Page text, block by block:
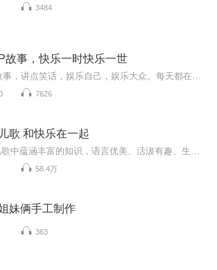
3484
故事，快乐一时快乐一世
7626
歌 和快乐在一起
58.4万
妹俩手工制作
363